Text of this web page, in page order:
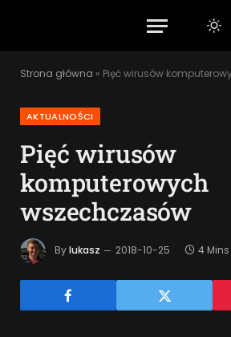
Strona główna » Pięć wirusów
AKTUALNOŚCI
Pięć wirusów
komputerowych
wszechczasów
Bylukasz 2018-10-25 4